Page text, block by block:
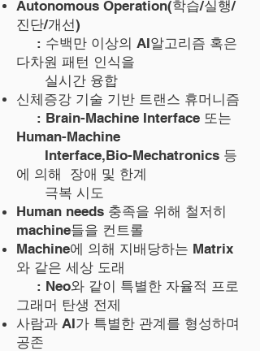
Autonomous Operation(학습/실행/
진단/개선)
: 수백만 이상의 AI알고리즘 혹은
다차원 패턴 인식을
실시간 융합
신체증강 기술 기반 트랜스 휴머니즘
: Brain-Machine Interface 또는
Human-Machine
Interface,Bio-Mechatronics 등
에 의해 장애 및 한계
극복 시도
Human needs 충족을 위해 철저히
machine들을 컨트롤
Machine에 의해 지배당하는 Matrix
와 같은 세상 도래
: Neo와 같이 특별한 자율적 프로
그래머 탄생 전제
사람과 AI가 특별한 관계를 형성하며
공존​